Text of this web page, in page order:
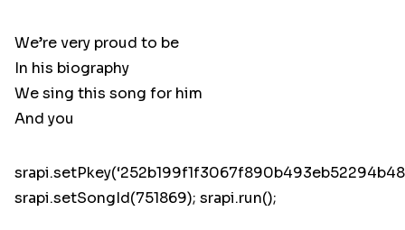
We’re very proud to be
In his biography
We sing this song for him
And you
srapi.setSongId(751869); srapi.run();